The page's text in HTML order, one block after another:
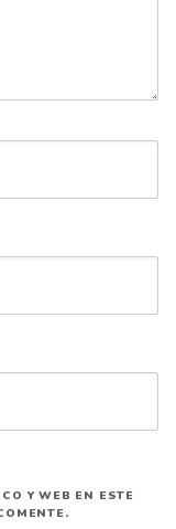
Y WEB EN ESTE